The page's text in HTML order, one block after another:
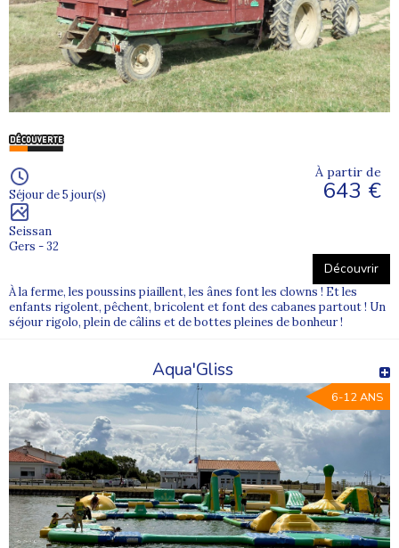
la DDCS c'est à dire par le Ministère de la Jeunesse et des
Sports. A ce titre ils peuvent tous recevoir les bons CAF ou
les chèques vacances (l'agence est agréée par l'ANCV).
Toute l'année nous proposons les meilleurs tarifs et
valorisons la fidélité de nos clients grace à un ingénieux
système de "cash back".
Notreprojet éducatif
Notre
Toute l'offre de
Nosséjours ado à l'étranger
Séjour de 5 jour(s)
Seissan
Gers - 32
À partir de
643 €
Découvrir
À la ferme, les poussins piaillent, les ânes font les clowns ! Et les
enfants rigolent, pêchent, bricolent et font des cabanes partout ! Un
séjour rigolo, plein de câlins et de bottes pleines de bonheur !
Aqua'Gliss
6-12 ANS